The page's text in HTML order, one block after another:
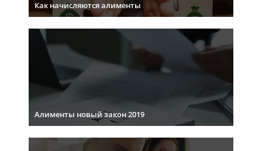
Как начисляются алименты
Алименты новый закон 2019